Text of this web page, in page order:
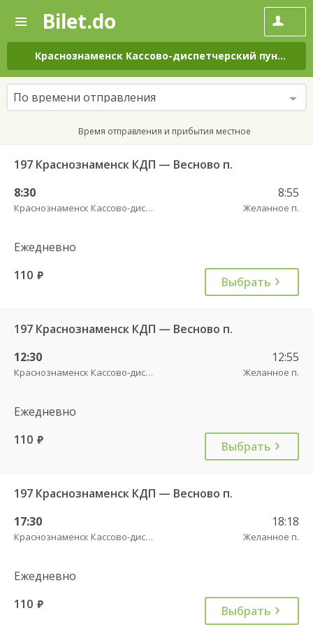
—
Поиск
и
покупка
билетов
на
автобус
онлайн
Bilet.do
Краснознаменск Кассово-диспетчерский пункт
По времени отправления
Время отправления и прибытия местное
197 Краснознаменск КДП — Весново п.
8:30
Краснознаменск Кассово-диспетчерский пункт
8:55
Желанное п.
Ежедневно
110 руб. Выбрать
197 Краснознаменск КДП — Весново п.
12:30
Краснознаменск Кассово-диспетчерский пункт
12:55
Желанное п.
Ежедневно
110 руб. Выбрать
197 Краснознаменск КДП — Весново п.
17:30
Краснознаменск Кассово-диспетчерский пункт
18:18
Желанное п.
Ежедневно
110 руб. Выбрать